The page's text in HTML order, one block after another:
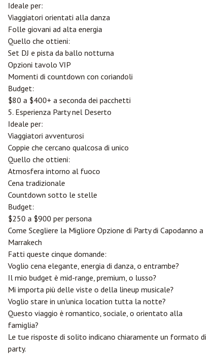
Ideale per:
Viaggiatori orientati alla danza
Folle giovani ad alta energia
Quello che ottieni:
Set DJ e pista da ballo notturna
Opzioni tavolo VIP
Momenti di countdown con coriandoli
Budget:
$80 a $400+ a seconda dei pacchetti
5. Esperienza Party nel Deserto
Ideale per:
Viaggiatori avventurosi
Coppie che cercano qualcosa di unico
Quello che ottieni:
Atmosfera intorno al fuoco
Cena tradizionale
Countdown sotto le stelle
Budget:
$250 a $900 per persona
Come Scegliere la Migliore Opzione di Party di Capodanno a
Marrakech
Fatti queste cinque domande:
Voglio cena elegante, energia di danza, o entrambe?
Il mio budget è mid-range, premium, o lusso?
Mi importa più delle viste o della lineup musicale?
Voglio stare in un'unica location tutta la notte?
Questo viaggio è romantico, sociale, o orientato alla
famiglia?
Le tue risposte di solito indicano chiaramente un formato di
party.